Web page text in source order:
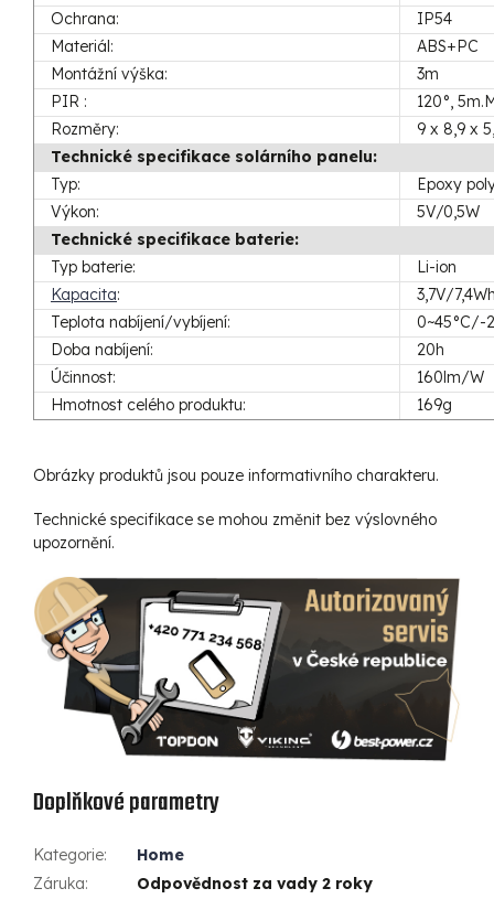
Ochrana:
IP54
Materiál:
ABS+PC
Montážní výška:
3m
PIR :
120°,
Rozměry:
9 x 8,9 x
Technické specifikace solárního panelu:
Typ:
Epoxy
Výkon:
5V/0,5W
Technické specifikace baterie:
Typ baterie:
Li-ion
Kapacita:
3,7V/
Teplota nabíjení/vybíjení:
0~45°C/-
Doba nabíjení:
20h
Účinnost:
160lm/W
Hmotnost celého produktu:
169g
Obrázky produktů jsou pouze informativního charakteru.
Technické specifikace se mohou změnit bez výslovného
upozornění.
Doplňkové parametry
Kategorie:
Home
Záruka:
Odpovědnost za vady 2 roky